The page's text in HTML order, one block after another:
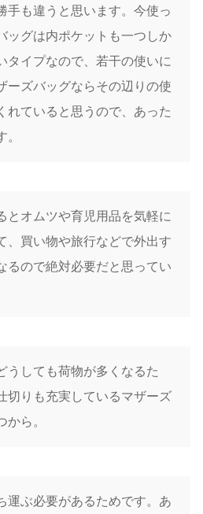
手も違うと思います。今使っ
ッグは内ポケットも一つしか
タイプなので、若干の使いに
ーズバッグならその辺りの使
れていると思うので、あった
とオムツや育児用品を気軽に
、買い物や旅行などで外出す
るので絶対必要だと思ってい
うしても荷物が多くなるた
切りも充実しているマザーズ
ら。
運ぶ必要があるためです。あ